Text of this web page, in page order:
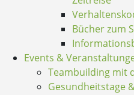
Bücher zum
Events &
Teambuilding mit
Gesundheitstage